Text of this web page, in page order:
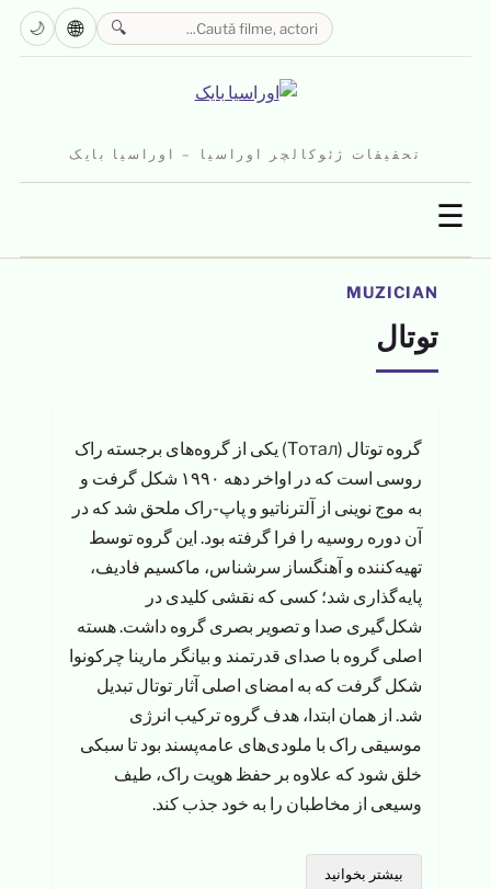
تحقیقات ژئوکالچر اوراسیا – اوراسیا بایک
☰
🔍
🌐
🌙
MUZICIAN
توتال
گروه توتال (Тотал) یکی از گروه‌های برجسته راک
روسی است که در اواخر دهه ۱۹۹۰ شکل گرفت و
به موج نوینی از آلترناتیو و پاپ-راک ملحق شد که در
آن دوره روسیه را فرا گرفته بود. این گروه توسط
تهیه‌کننده و آهنگساز سرشناس، ماکسیم فادیف،
پایه‌گذاری شد؛ کسی که نقشی کلیدی در
شکل‌گیری صدا و تصویر بصری گروه داشت. هسته
اصلی گروه با صدای قدرتمند و بیانگر مارینا چرکونوا
شکل گرفت که به امضای اصلی آثار توتال تبدیل
شد. از همان ابتدا، هدف گروه ترکیب انرژی
موسیقی راک با ملودی‌های عامه‌پسند بود تا سبکی
خلق شود که علاوه بر حفظ هویت راک، طیف
وسیعی از مخاطبان را به خود جذب کند.
بیشتر بخوانید